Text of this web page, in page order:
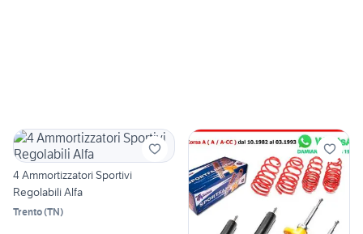
4 Ammortizzatori Sportivi
Regolabili Alfa
Trento(TN)